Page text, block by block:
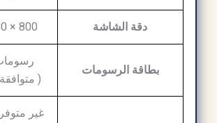
دقةالشاشة 800
×
بطاقةالرسومات
متوافقة
غيرمتوفر